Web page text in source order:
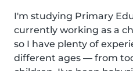
I'm studying Primary
currently working as a
so I have plenty of
different ages — from